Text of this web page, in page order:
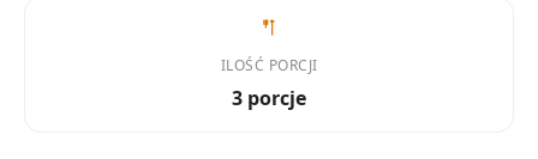
ILOŚĆ PORCJI
3 porcje